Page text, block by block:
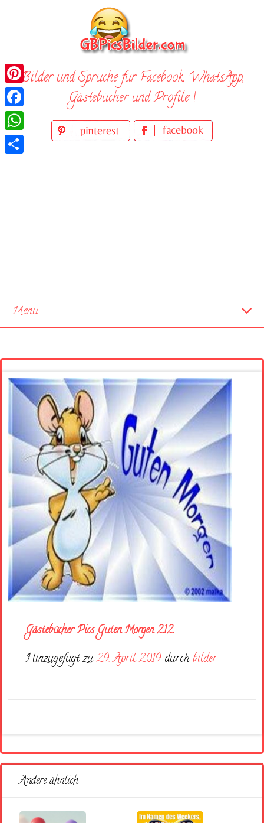
Bilder und Sprüche für Facebook, WhatsApp,
Gästebücher und Profile !
Menu
Gästebücher Pics Guten Morgen 212
Hinzugefügt zu29. April 2019 durch bilder
Andere ähnlich
Pinterest
Facebook
WhatsApp